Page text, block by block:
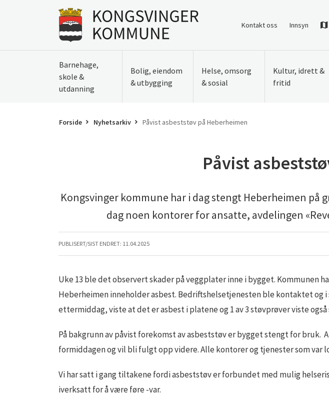
Gå til forsiden
Kontakt oss Innsyn
Barnehage,
skole &
utdanning
Bolig, eiendom
& utbygging
Helse, omsorg
& sosial
Kultur, idrett &
fritid
Forside Nyhetsarkiv Påvist asbeststøv på Heberheimen
Påvist
Kongsvinger kommune har i dag stengt Heberheimen
dag noen kontorer for ansatte, avdelingen
PUBLISERT/SIST ENDRET: 11.04.2025
Uke 13 ble det observert skader på veggplater inne i bygget.
Heberheimen inneholder asbest. Bedriftshelsetjenesten ble kontaktet
ettermiddag, viste at det er asbest i platene og 1 av 3 støvprøver viste også
På bakgrunn av påvist forekomst av asbeststøv er bygget stengt for
formiddagen og vil bli fulgt opp videre. Alle kontorer og tjenester som
Vi har satt i gang tiltakene fordi asbeststøv er forbundet med mulig
iverksatt for å være føre -var.